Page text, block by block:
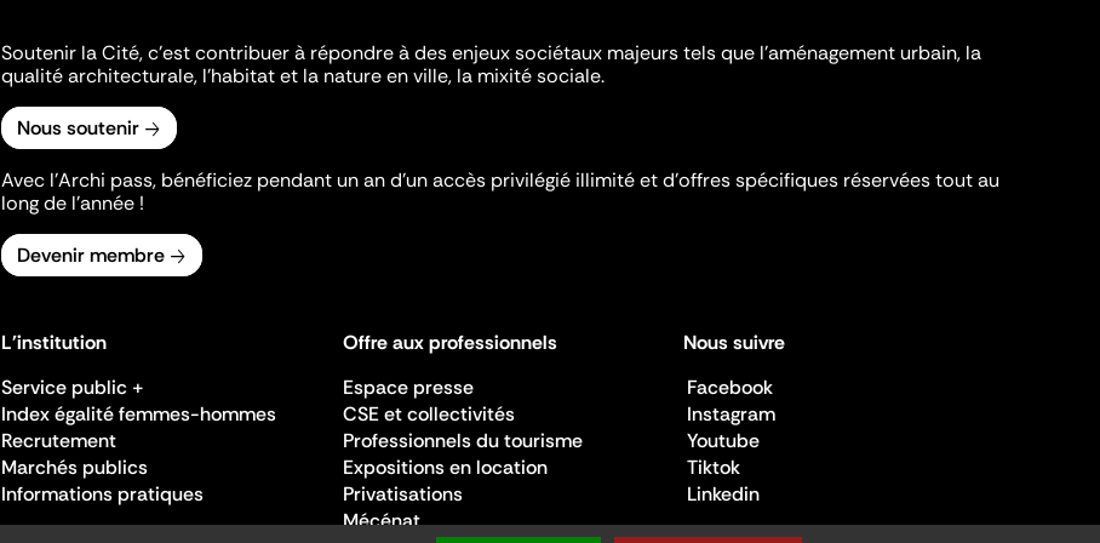
Soutenir la Cité, c'est contribuer à répondre à des enjeux sociétaux majeurs tels que l'aménagement urbain, la
qualité architecturale, l'habitat et la nature en ville, la mixité sociale.
Nous soutenir
Avec l’Archi pass, bénéficiez pendant un an d’un accès privilégié illimité et d’offres spécifiques réservées tout au
long de l’année !
Devenir membre
L'institution
Service public +
Index égalité femmes-hommes
Recrutement
Marchés publics
Informations pratiques
Offre aux professionnels
Espace presse
CSE et collectivités
Professionnels du tourisme
Expositions en location
Privatisations
Mécénat
Nous suivre
Facebook
Instagram
Youtube
Tiktok
Linkedin